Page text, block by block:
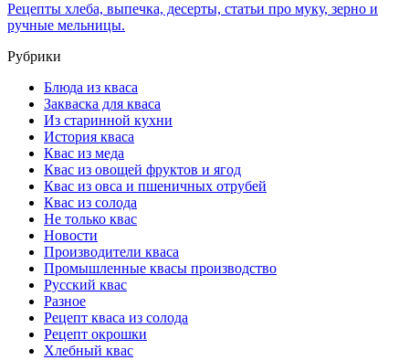
Рецепты хлеба, выпечка, десерты, статьи про муку, зерно и
ручные мельницы.
Рубрики
Блюда из кваса
Закваска для кваса
Из старинной кухни
История кваса
Квас из меда
Квас из овощей фруктов и ягод
Квас из овса и пшеничных отрубей
Квас из солода
Не только квас
Новости
Производители кваса
Промышленные квасы производство
Русский квас
Разное
Рецепт кваса из солода
Рецепт окрошки
Хлебный квас